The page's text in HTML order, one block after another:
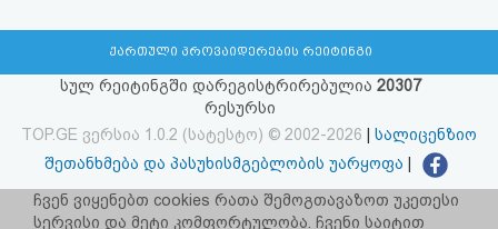
ქართული პროვაიდერების რეიტინგი
სულ რეიტინგში დარეგისტრირებულია 20307
რესურსი
TOP.GE ვერსია 1.0.2 (სატესტო) © 2002-2026
სალიცენზიო
შეთანხმება და პასუხისმგებლობის უარყოფა
facebook.com/TOP.GE
იხილეთ TOP.GE - ის ძველი ვერსია ბმულზე
ჩვენ ვიყენებთ cookies რათა შემოგთავაზოთ უკეთესი
სერვისი და მეტი კომფორტულობა. ჩვენი საიტით